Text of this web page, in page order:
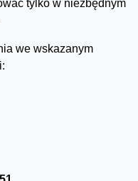
tylko w niezbędnym
we wskazanym